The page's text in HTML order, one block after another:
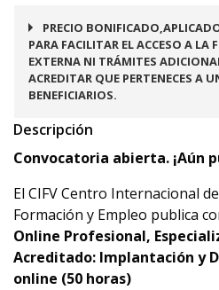
PRECIO
PARA FACILITAR EL ACCESO A
EXTERNA NI TRÁMITES
ACREDITAR QUE PERTENECES A
BENEFICIARIOS.
Descripción
Convocatoria abierta. ¡Aún
El CIFV Centro Internacional
Formación y Empleo publica
Online Profesional,
Acreditado: Implantación y
online (50 horas)